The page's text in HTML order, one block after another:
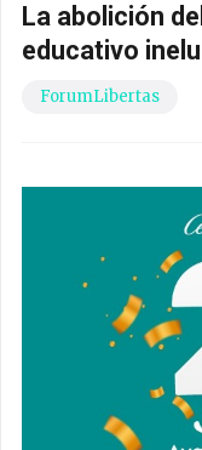
La abolición
educativo
ForumLibertas